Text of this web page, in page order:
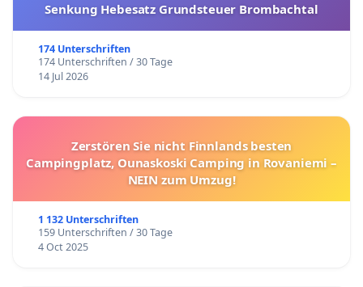
Senkung Hebesatz Grundsteuer Brombachtal
174 Unterschriften
174 Unterschriften / 30 Tage
14 Jul 2026
Zerstören Sie nicht Finnlands besten
Campingplatz, Ounaskoski Camping in Rovaniemi –
NEIN zum Umzug!
1 132 Unterschriften
159 Unterschriften / 30 Tage
4 Oct 2025